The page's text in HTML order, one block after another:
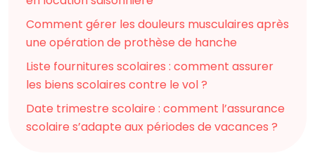
Comment gérer les douleurs musculaires après
une opération de prothèse de hanche
Liste fournitures scolaires : comment assurer
les biens scolaires contre le vol ?
Date trimestre scolaire : comment l’assurance
scolaire s’adapte aux périodes de vacances ?